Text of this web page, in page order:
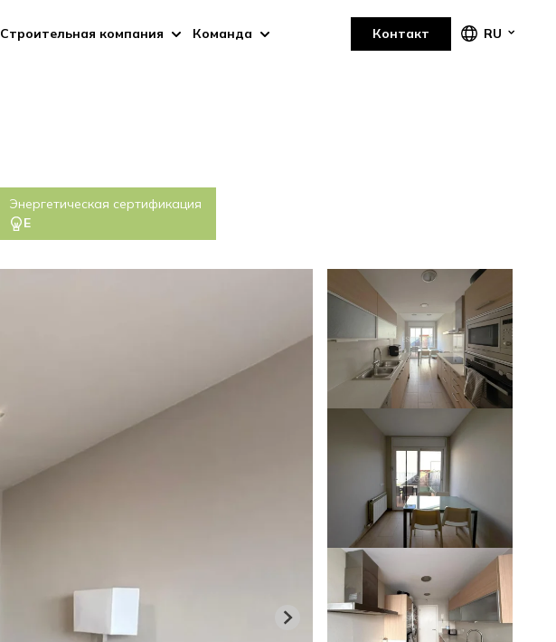
Строительная компания Команда Контакт RU
Энергетическая сертификация
E